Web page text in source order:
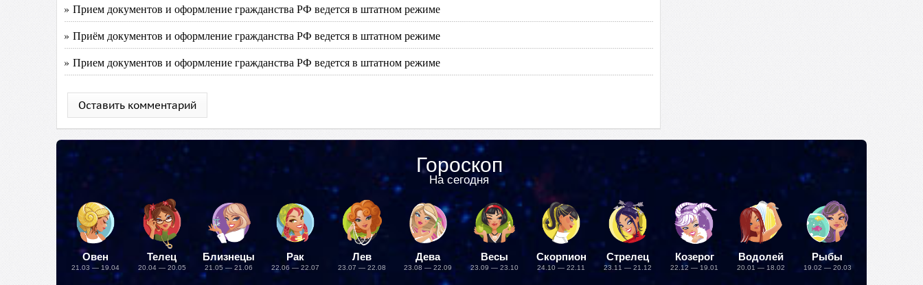
» Прием документов и оформление гражданства РФ ведется в штатном режиме
» Приём документов и оформление гражданства РФ ведется в штатном режиме
» Прием документов и оформление гражданства РФ ведется в штатном режиме
Оставить комментарий
Гороскоп
На сегодня
Овен
21.03 — 19.04
Телец
20.04 — 20.05
Близнецы
21.05 — 21.06
Рак
22.06 — 22.07
Лев
23.07 — 22.08
Дева
23.08 — 22.09
Весы
23.09 — 23.10
Скорпион
24.10 — 22.11
Стрелец
23.11 — 21.12
Козерог
22.12 — 19.01
Водолей
20.01 — 18.02
Рыбы
19.02 — 20.03